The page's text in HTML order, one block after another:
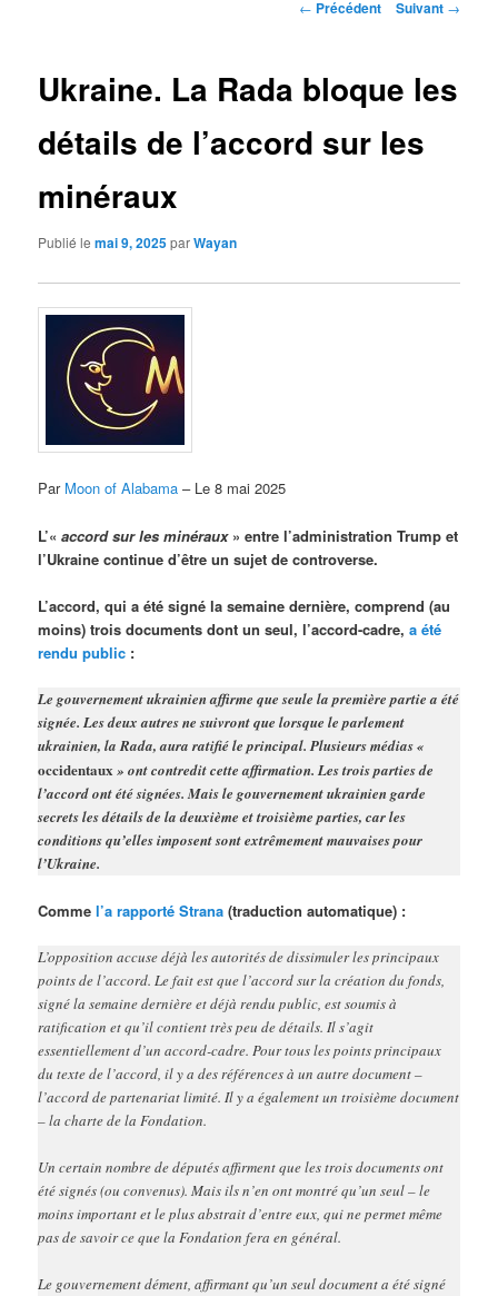
Navigation
← Précédent Suivant →
Ukraine. La Rada bloque les
détails de l’accord sur les
minéraux
Publié lemai 9, 2025parWayan
Par Moon of Alabama – Le 8 mai 2025
L’«accord sur les minéraux» entre l’administration Trump et
l’Ukraine continue d’être un sujet de controverse.
L’accord, qui a été signé la semaine dernière, comprend (au
moins) trois documents dont un seul, l’accord-cadre,a été
rendu public :
Le gouvernement ukrainien affirme que seule la première partie a été
signée. Les deux autres ne suivront que lorsque le parlement
ukrainien, la Rada, aura ratifié le principal. Plusieurs médias «
occidentaux » ont contredit cette affirmation. Les trois parties de
l’accord ont été signées. Mais le gouvernement ukrainien garde
secrets les détails de la deuxième et troisième parties, car les
conditions qu’elles imposent sont extrêmement mauvaises pour
l’Ukraine.
Commel’a rapporté Strana (traduction automatique) :
L’opposition accuse déjà les autorités de dissimuler les principaux
points de l’accord. Le fait est que l’accord sur la création du fonds,
signé la semaine dernière et déjà rendu public, est soumis à
ratification et qu’il contient très peu de détails. Il s’agit
essentiellement d’un accord-cadre. Pour tous les points principaux
du texte de l’accord, il y a des références à un autre document –
l’accord de partenariat limité. Il y a également un troisième document
– la charte de la Fondation.
Un certain nombre de députés affirment que les trois documents ont
été signés (ou convenus). Mais ils n’en ont montré qu’un seul – le
moins important et le plus abstrait d’entre eux, qui ne permet même
pas de savoir ce que la Fondation fera en général.
Le gouvernement dément, affirmant qu’un seul document a été signé